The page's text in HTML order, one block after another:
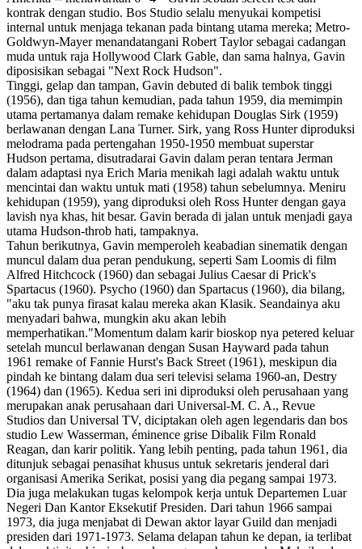
kontrak dengan studio. Bos Studio selalu menyukai kompetisi
internal untuk menjaga tekanan pada bintang utama mereka; Metro-
Goldwyn-Mayer menandatangani Robert Taylor sebagai cadangan
muda untuk raja Hollywood Clark Gable, dan sama halnya, Gavin
diposisikan sebagai "Next Rock Hudson".
Tinggi, gelap dan tampan, Gavin debuted di balik tembok tinggi
(1956), dan tiga tahun kemudian, pada tahun 1959, dia memimpin
utama pertamanya dalam remake kehidupan Douglas Sirk (1959)
berlawanan dengan Lana Turner. Sirk, yang Ross Hunter diproduksi
melodrama pada pertengahan 1950-1950 membuat superstar
Hudson pertama, disutradarai Gavin dalam peran tentara Jerman
dalam adaptasi nya Erich Maria menikah lagi adalah waktu untuk
mencintai dan waktu untuk mati (1958) tahun sebelumnya. Meniru
kehidupan (1959), yang diproduksi oleh Ross Hunter dengan gaya
lavish nya khas, hit besar. Gavin berada di jalan untuk menjadi gaya
utama Hudson-throb hati, tampaknya.
Tahun berikutnya, Gavin memperoleh keabadian sinematik dengan
muncul dalam dua peran pendukung, seperti Sam Loomis di film
Alfred Hitchcock (1960) dan sebagai Julius Caesar di Prick's
Spartacus (1960). Psycho (1960) dan Spartacus (1960), dia bilang,
"aku tak punya firasat kalau mereka akan Klasik. Seandainya aku
menyadari bahwa, mungkin aku akan lebih
memperhatikan."Momentum dalam karir bioskop nya petered keluar
setelah muncul berlawanan dengan Susan Hayward pada tahun
1961 remake of Fannie Hurst's Back Street (1961), meskipun dia
pindah ke bintang dalam dua seri televisi selama 1960-an, Destry
(1964) dan (1965). Kedua seri ini diproduksi oleh perusahaan yang
merupakan anak perusahaan dari Universal-M. C. A., Revue
Studios dan Universal TV, diciptakan oleh agen legendaris dan bos
studio Lew Wasserman, éminence grise Dibalik Film Ronald
Reagan, dan karir politik. Yang lebih penting, pada tahun 1961, dia
ditunjuk sebagai penasihat khusus untuk sekretaris jenderal dari
organisasi Amerika Serikat, posisi yang dia pegang sampai 1973.
Dia juga melakukan tugas kelompok kerja untuk Departemen Luar
Negeri Dan Kantor Eksekutif Presiden. Dari tahun 1966 sampai
1973, dia juga menjabat di Dewan aktor layar Guild dan menjadi
presiden dari 1971-1973. Selama delapan tahun ke depan, ia terlibat